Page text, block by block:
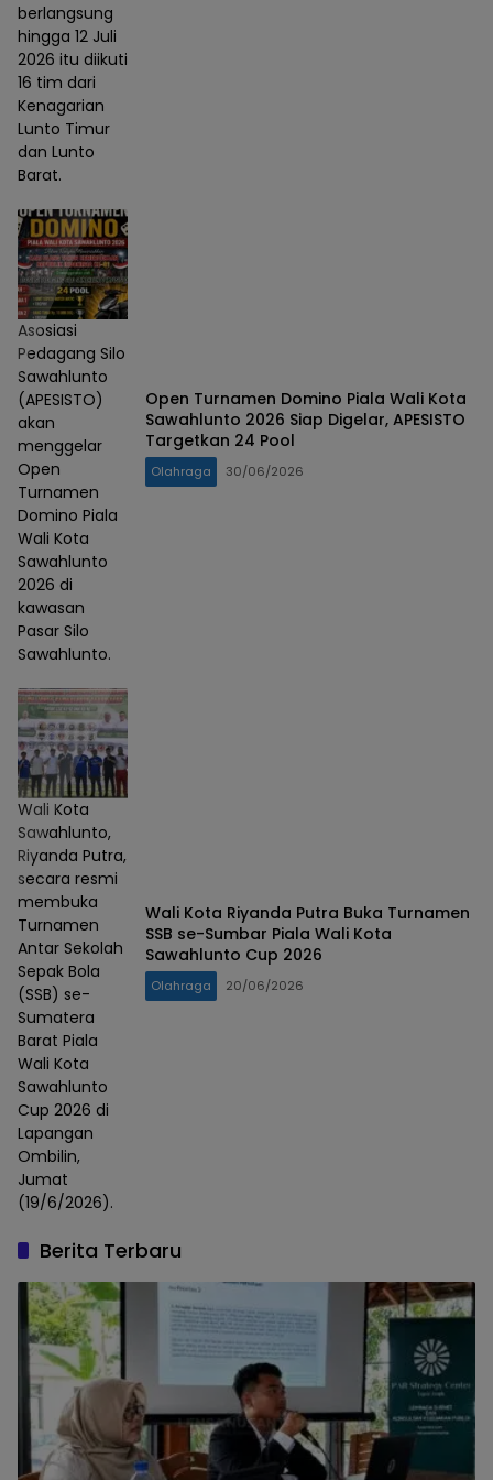
berlangsung
hingga 12 Juli
2026 itu diikuti
16 tim dari
Kenagarian
Lunto Timur
dan Lunto
Barat.
Asosiasi
Pedagang Silo
Sawahlunto
(APESISTO)
akan
menggelar
Open
Turnamen
Domino Piala
Wali Kota
Sawahlunto
2026 di
kawasan
Pasar Silo
Sawahlunto.
Open Turnamen Domino Piala Wali Kota
Sawahlunto 2026 Siap Digelar, APESISTO
Targetkan 24 Pool
Olahraga 30/06/2026
Wali Kota
Sawahlunto,
Riyanda Putra,
secara resmi
membuka
Turnamen
Antar Sekolah
Sepak Bola
(SSB) se-
Sumatera
Barat Piala
Wali Kota
Sawahlunto
Cup 2026 di
Lapangan
Ombilin,
Jumat
(19/6/2026).
Wali Kota Riyanda Putra Buka Turnamen
SSB se-Sumbar Piala Wali Kota
Sawahlunto Cup 2026
Olahraga 20/06/2026
Berita Terbaru